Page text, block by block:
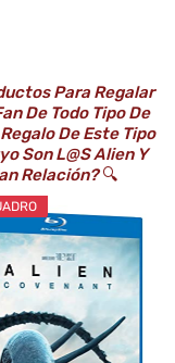
Para Regalar
De Todo Tipo De
De Este Tipo
Son L@s Alien Y
Relación?🔍